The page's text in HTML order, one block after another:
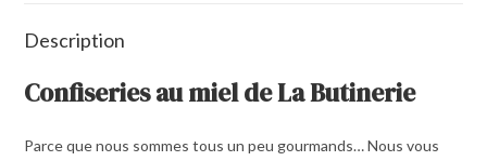
Description
Confiseries au miel de La Butinerie
Parce que nous sommes tous un peu gourmands… Nous vous